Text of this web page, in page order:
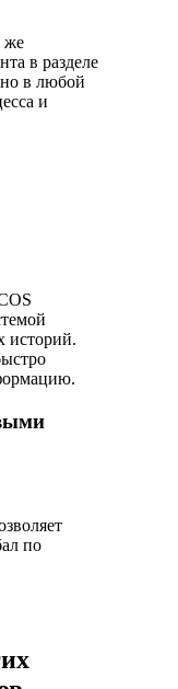
же
в разделе
в любой
и
историй.
по